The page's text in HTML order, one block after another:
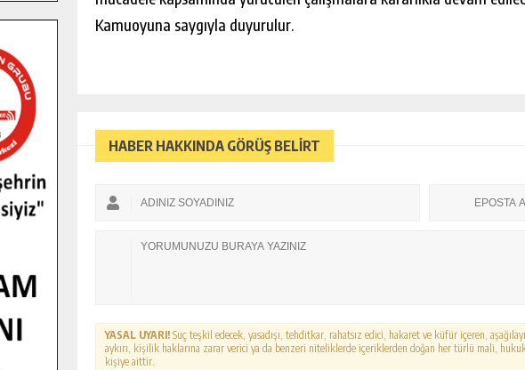
Kamuoyuna saygıyla duyurulur.
HABER HAKKINDA GÖRÜŞ BELİRT
YASAL UYARI! Suç teşkil edecek, yasadışı, tehditkar, rahatsız edici, hakaret ve küfür içeren,
aykırı, kişilik haklarına zarar verici ya da benzeri niteliklerde içeriklerden doğan her türlü mali,
kişiye aittir.